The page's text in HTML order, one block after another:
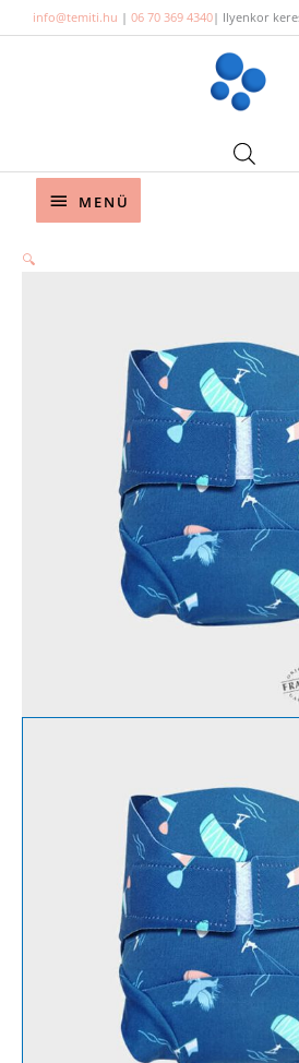
to
info@temiti.hu | 06 70 369 4340| Ilyenkor
Below
MENÜ
🔍